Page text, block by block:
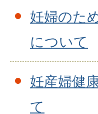
妊婦のた
について
妊産婦健
て